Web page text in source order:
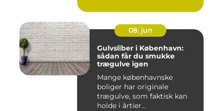
08. jun
Gulvsliber i København:
sådan får du smukke
trægulve igen
Mange københavnske
boliger har originale
trægulve, som faktisk kan
holde i årtier...